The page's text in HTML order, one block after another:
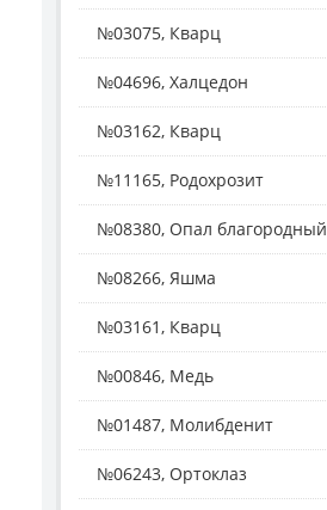
№03075, Кварц
№04696, Халцедон
№03162, Кварц
№11165, Родохрозит
№08380, Опал благородный
№08266, Яшма
№03161, Кварц
№00846, Медь
№01487, Молибденит
№06243, Ортоклаз